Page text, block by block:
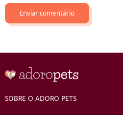
SOBRE O ADORO PETS